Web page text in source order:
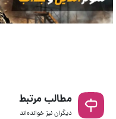
مطالب مرتبط
دیگران نیز خوانده‌اند